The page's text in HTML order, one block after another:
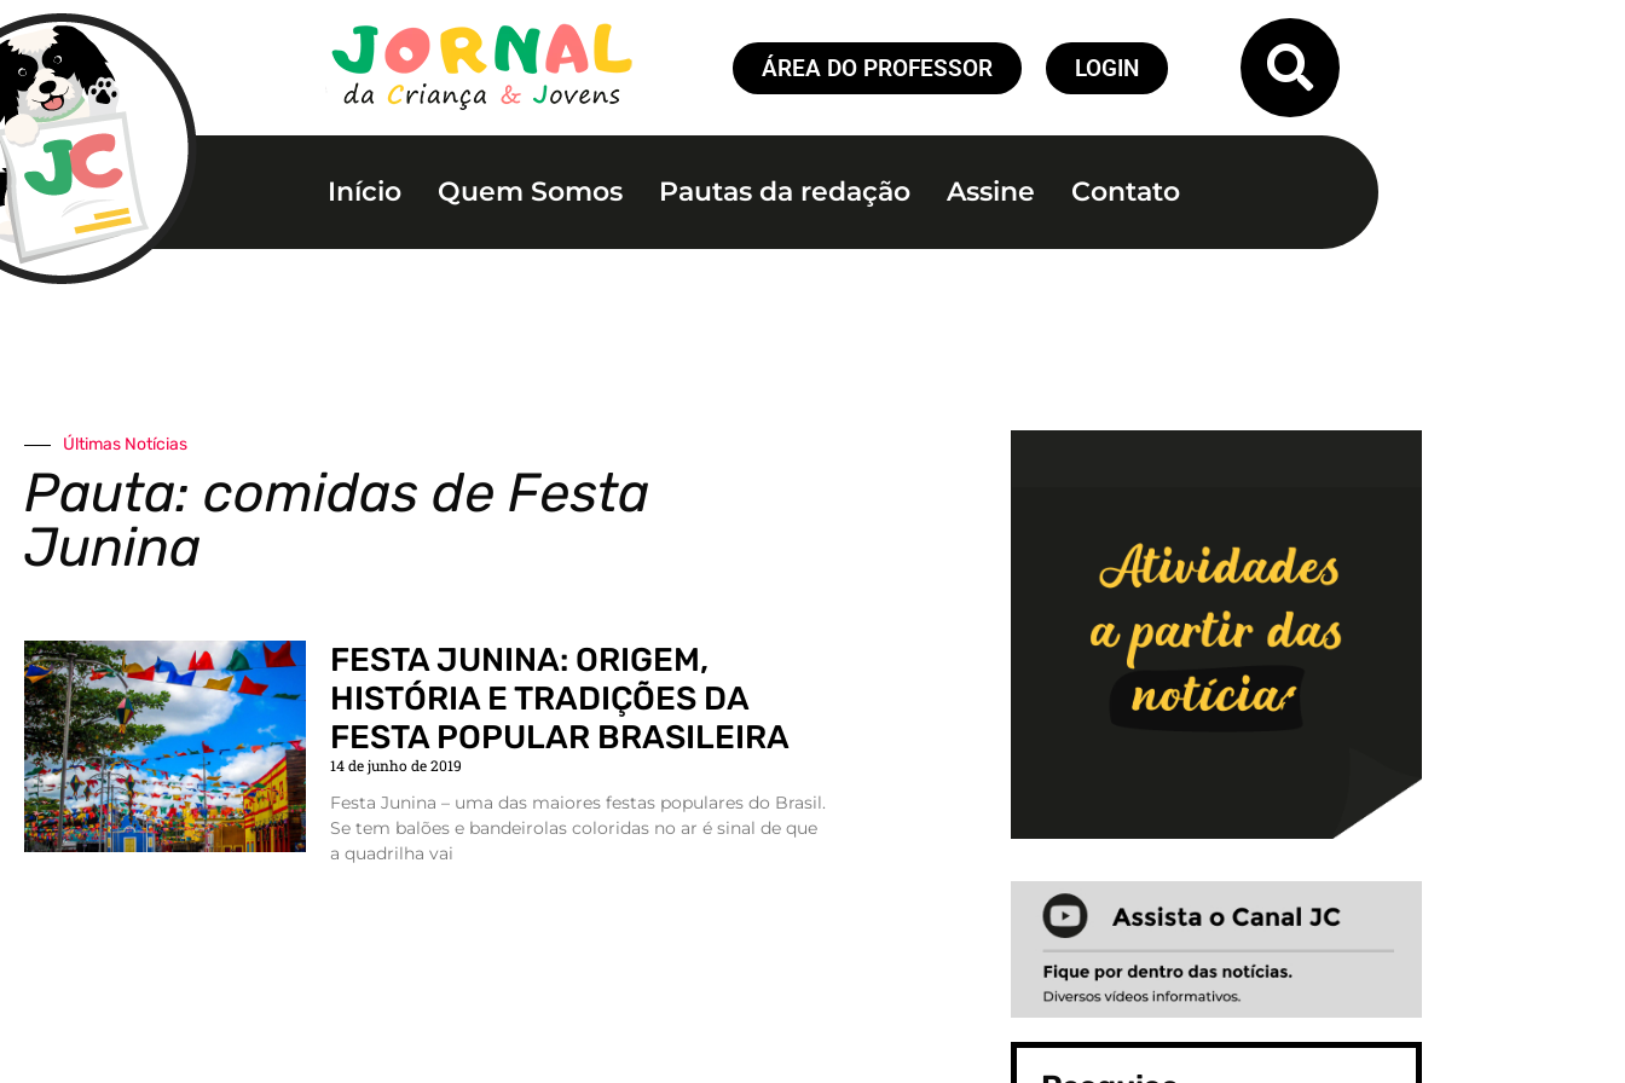
ÁREA DO PROFESSOR LOGIN
Início Quem Somos Pautas da redação Assine Contato
Últimas Notícias
Pauta: comidas de Festa
Junina
FESTA JUNINA: ORIGEM,
HISTÓRIA E TRADIÇÕES DA
FESTA POPULAR BRASILEIRA
14 de junho de 2019
Festa Junina – uma das maiores festas populares do Brasil.
Se tem balões e bandeirolas coloridas no ar é sinal de que
a quadrilha vai